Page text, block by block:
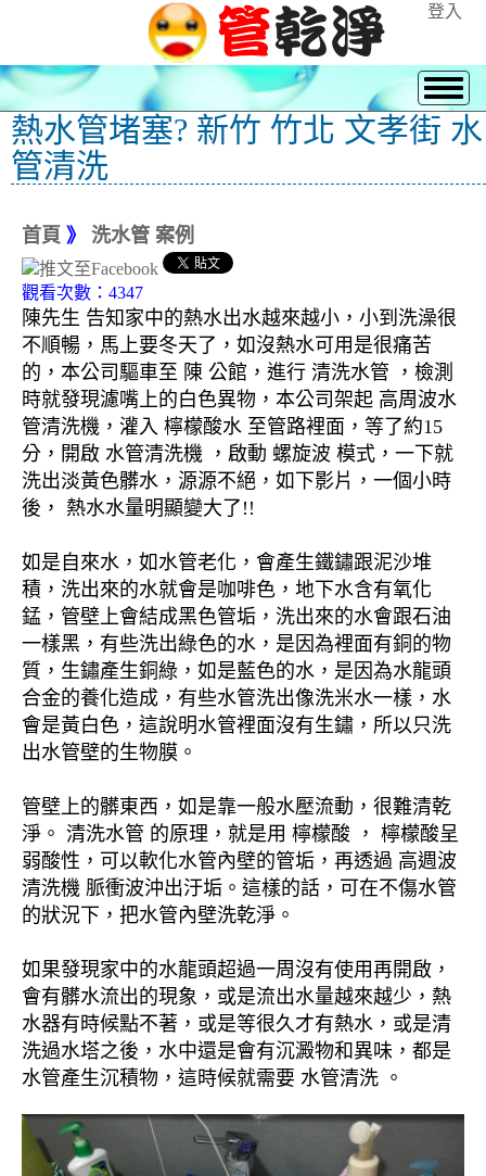
登入
熱水管堵塞? 新竹 竹北 文孝街 水
管清洗
首頁 》 洗水管 案例
觀看次數：4347
陳先生 告知家中的熱水出水越來越小，小到洗澡很
不順暢，馬上要冬天了，如沒熱水可用是很痛苦
的，本公司驅車至 陳 公館，進行 清洗水管 ，檢測
時就發現濾嘴上的白色異物，本公司架起 高周波水
管清洗機，灌入 檸檬酸水 至管路裡面，等了約15
分，開啟 水管清洗機 ，啟動 螺旋波 模式，一下就
洗出淡黃色髒水，源源不絕，如下影片，一個小時
後， 熱水水量明顯變大了!!
如是自來水，如水管老化，會產生鐵鏽跟泥沙堆
積，洗出來的水就會是咖啡色，地下水含有氧化
錳，管壁上會結成黑色管垢，洗出來的水會跟石油
一樣黑，有些洗出綠色的水，是因為裡面有銅的物
質，生鏽產生銅綠，如是藍色的水，是因為水龍頭
合金的養化造成，有些水管洗出像洗米水一樣，水
會是黃白色，這說明水管裡面沒有生鏽，所以只洗
出水管壁的生物膜。
管壁上的髒東西，如是靠一般水壓流動，很難清乾
淨。 清洗水管 的原理，就是用 檸檬酸 ， 檸檬酸呈
弱酸性，可以軟化水管內壁的管垢，再透過 高週波
清洗機 脈衝波沖出汙垢。這樣的話，可在不傷水管
的狀況下，把水管內壁洗乾淨。
如果發現家中的水龍頭超過一周沒有使用再開啟，
會有髒水流出的現象，或是流出水量越來越少，熱
水器有時候點不著，或是等很久才有熱水，或是清
洗過水塔之後，水中還是會有沉澱物和異味，都是
水管產生沉積物，這時候就需要 水管清洗 。